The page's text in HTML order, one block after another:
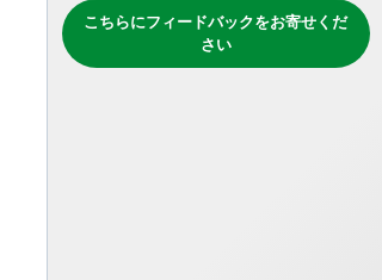
こちらにフィードバックをお寄せくだ
さい